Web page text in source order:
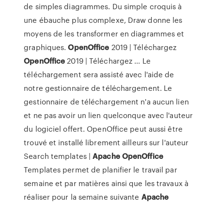
de simples diagrammes. Du simple croquis à
une ébauche plus complexe, Draw donne les
moyens de les transformer en diagrammes et
graphiques.OpenOffice 2019 | Téléchargez
OpenOffice2019 | Téléchargez ... Le
téléchargement sera assisté avec l'aide de
notre gestionnaire de téléchargement. Le
gestionnaire de téléchargement n'a aucun lien
et ne pas avoir un lien quelconque avec l'auteur
du logiciel offert. OpenOffice peut aussi être
trouvé et installé librement ailleurs sur l'auteur
Search templates |Apache OpenOffice
Templates permet de planifier le travail par
semaine et par matières ainsi que les travaux à
réaliser pour la semaine suivante Apache